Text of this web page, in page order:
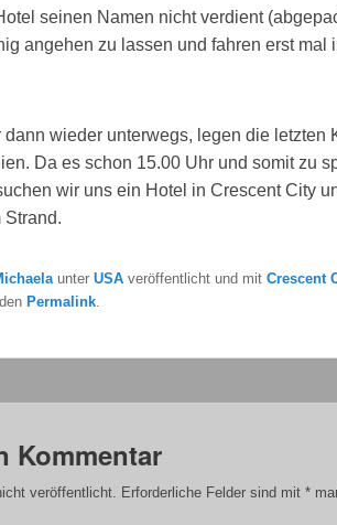
seinen Namen nicht verdient
angehen zu lassen und fahren erst mal
dann wieder unterwegs, legen die letzten
Da es schon 15.00 Uhr und somit zu
wir uns ein Hotel in Crescent City
Strand.
unter USA veröffentlicht und mit Crescent
Permalink
Kommentar
veröffentlicht. Erforderliche Felder sind mit *